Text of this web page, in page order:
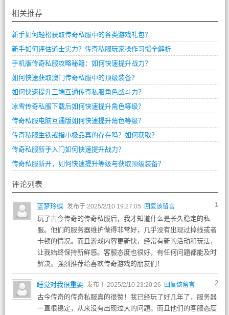
相关推荐
新手如何轻松获取传奇私服中的各类游戏礼包？
新手如何评估道士实力？传奇私服玩家操作习惯全解析
手机版传奇私服攻略秘籍：如何快速提升战力？
如何快速获取澳门传奇私服中的顶级装备？
如何快速提升三端互通传奇私服角色战斗力？
冰雪传奇私服下载后如何快速提升角色等级？
传奇私服电脑互通版如何快速提升角色等级？
传奇私服生铁戒指小极品真的存在吗？如何获取？
传奇私服新手入门如何快速提升战力？
传奇私服新开，如何快速提升等级与获取顶级装备？
评论列表
1
蓝梦玲蝶 发布于 2025/2/10 19:27:05 回复该留言
玩了古今传奇的传奇私服后，我才知道什么是长久稳定的私
服。他们的服务器维护做得非常好，几乎没有出现过掉线或者
卡顿的情况。而且游戏内容更新快，经常有新的活动和玩法，
让我始终保持新鲜感。客服态度也很好，有任何问题都能及时
解决。强烈推荐给喜欢传奇游戏的朋友们！
2
睡觉对我很重要 发布于 2025/2/10 23:20:26 回复该留言
古今传奇的传奇私服真的很赞！我已经玩了好几年了，服务器
一直很稳定，从来没有出现过大的问题。而且他们的客服态度